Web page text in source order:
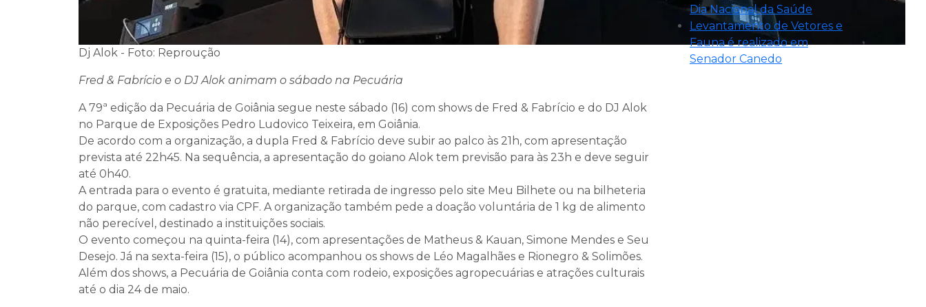
Dj Alok - Foto: Reproução
Fred & Fabrício e o DJ Alok animam o sábado na Pecuária
A 79ª edição da Pecuária de Goiânia segue neste sábado (16) com shows de Fred & Fabrício e do DJ Alok
no Parque de Exposições Pedro Ludovico Teixeira, em Goiânia.
De acordo com a organização, a dupla Fred & Fabrício deve subir ao palco às 21h, com apresentação
prevista até 22h45. Na sequência, a apresentação do goiano Alok tem previsão para às 23h e deve seguir
até 0h40.
A entrada para o evento é gratuita, mediante retirada de ingresso pelo site Meu Bilhete ou na bilheteria
do parque, com cadastro via CPF. A organização também pede a doação voluntária de 1 kg de alimento
não perecível, destinado a instituições sociais.
O evento começou na quinta-feira (14), com apresentações de Matheus & Kauan, Simone Mendes e Seu
Desejo. Já na sexta-feira (15), o público acompanhou os shows de Léo Magalhães e Rionegro & Solimões.
Além dos shows, a Pecuária de Goiânia conta com rodeio, exposições agropecuárias e atrações culturais
até o dia 24 de maio.
Dia Nacional da Saúde
Levantamento de Vetores e
Fauna é realizado em
Senador Canedo